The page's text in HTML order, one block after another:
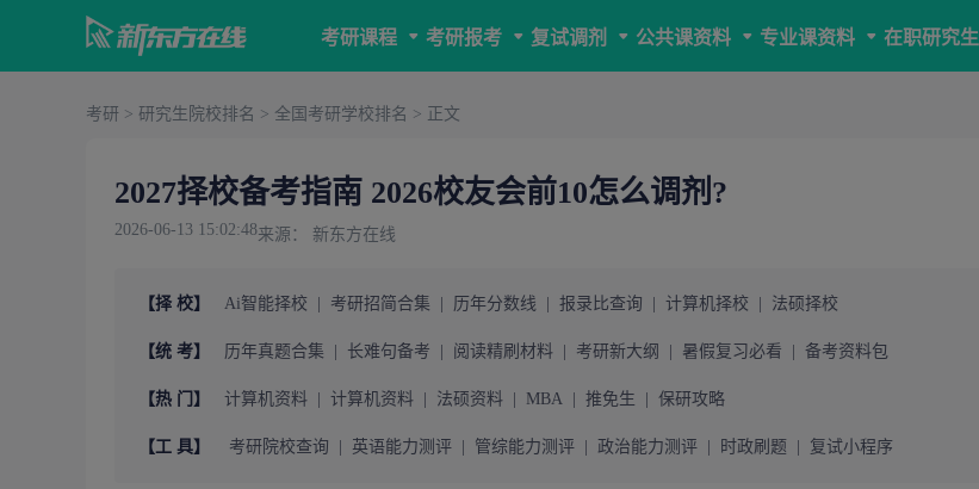
考研课程 考研报考 复试调剂 公共课资料 专业课资料 在职研究生
考研 > 研究生院校排名 > 全国考研学校排名 > 正文
2027择校备考指南 2026校友会前10怎么调剂?
2026-06-13 15:02:48来源： 新东方在线
【择 校】 Ai智能择校 考研招简合集 历年分数线 报录比查询 计算机择校 法硕择校
【统 考】 历年真题合集 长难句备考 阅读精刷材料 考研新大纲 暑假复习必看 备考资料包
【热 门】 计算机资料 计算机资料 法硕资料 MBA 推免生 保研攻略
【工 具】 考研院校查询 英语能力测评 管综能力测评 政治能力测评 时政刷题 复试小程序